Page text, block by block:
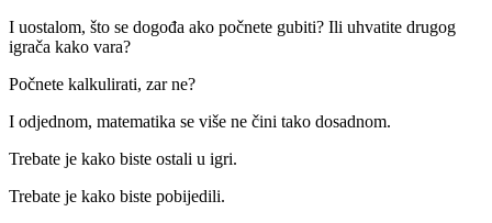
I uostalom, što se dogođa ako počnete gubiti? Ili uhvatite drugog
igrača kako vara?
Počnete kalkulirati, zar ne?
I odjednom, matematika se više ne čini tako dosadnom.
Trebate je kako biste ostali u igri.
Trebate je kako biste pobijedili.